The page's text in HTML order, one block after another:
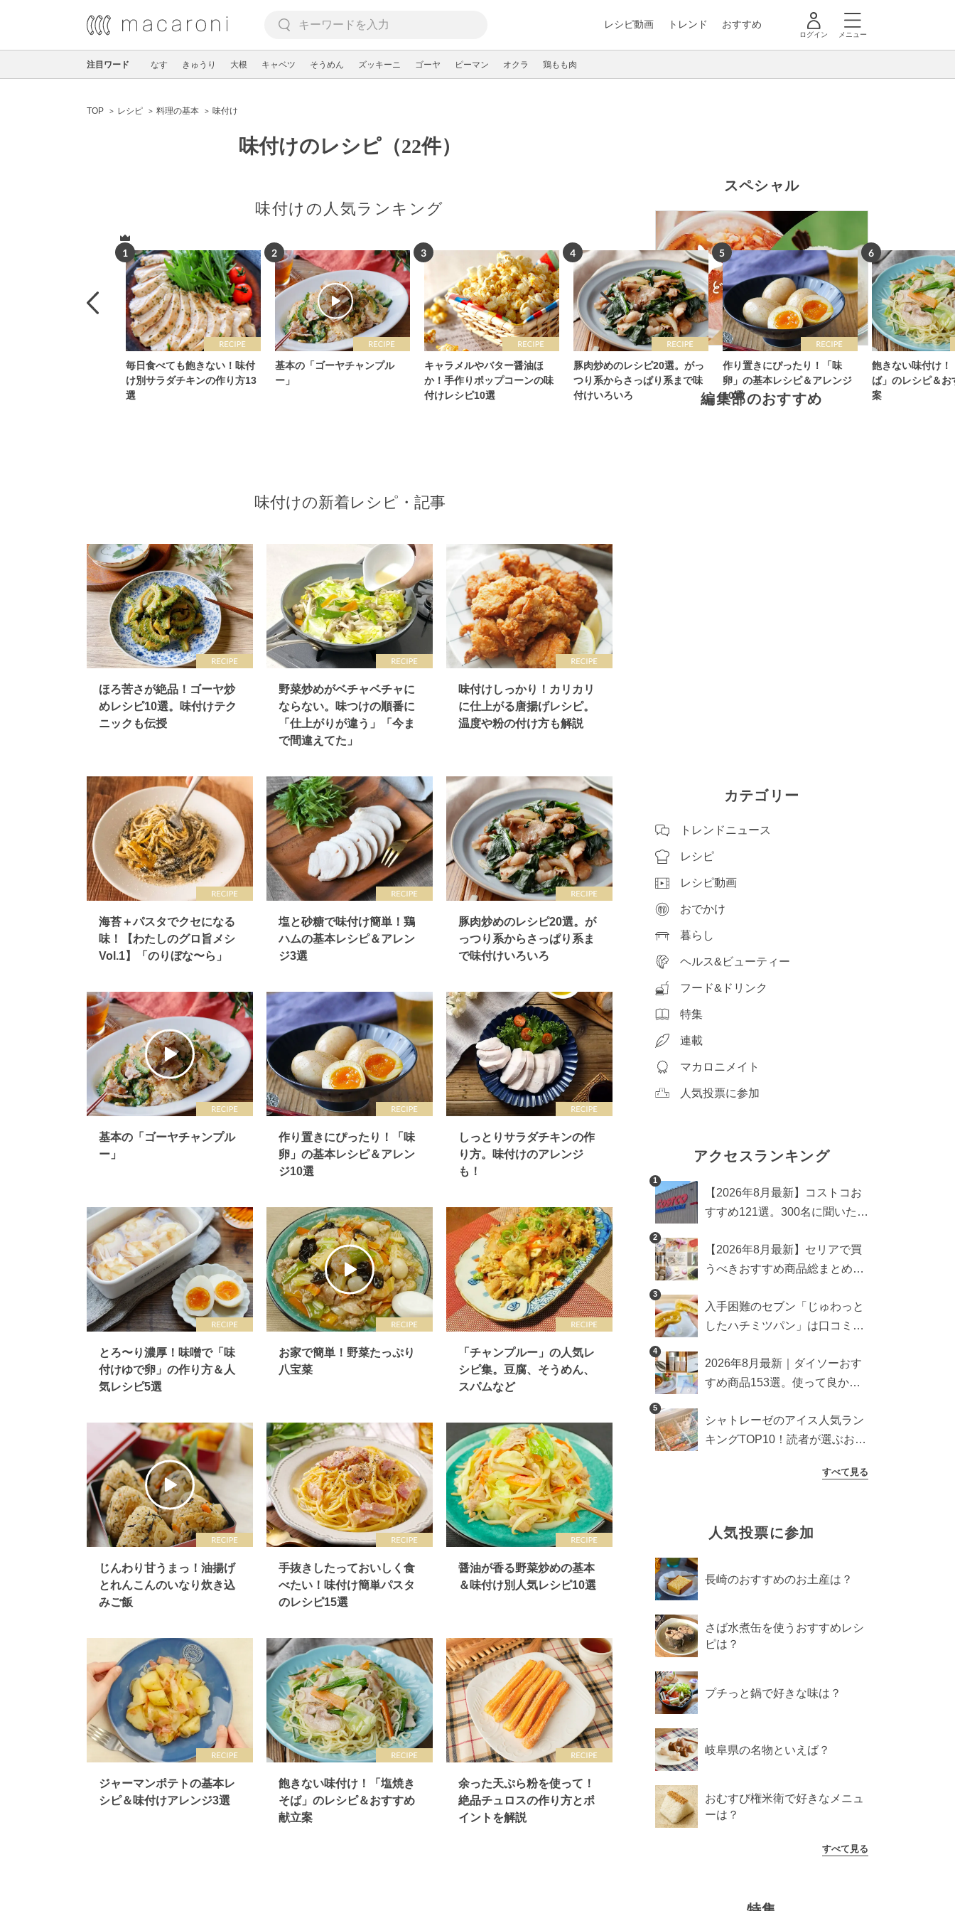
レシピ動画 トレンド おすすめ
ログイン メニュー
注目ワード なす きゅうり 大根 キャベツ そうめん ズッキーニ ゴーヤ ピーマン オクラ 鶏もも肉
TOP レシピ 料理の基本 味付け
味付けのレシピ（22件）
味付けの人気ランキング
1
毎日食べても飽きない！味付
け別サラダチキンの作り方13
選
2
基本の「ゴーヤチャンプル
ー」
3
キャラメルやバター醤油ほ
か！手作りポップコーンの味
付けレシピ10選
4
豚肉炒めのレシピ20選。がっ
つり系からさっぱり系まで味
付けいろいろ
5
作り置きにぴったり！「味
卵」の基本レシピ＆アレンジ
10選
6
飽きない味付け！
ば」のレシピ＆お
案
味付けの新着レシピ・記事
ほろ苦さが絶品！ゴーヤ炒
めレシピ10選。味付けテク
ニックも伝授
野菜炒めがベチャベチャに
ならない。味つけの順番に
「仕上がりが違う」「今ま
で間違えてた」
味付けしっかり！カリカリ
に仕上がる唐揚げレシピ。
温度や粉の付け方も解説
海苔＋パスタでクセになる
味！【わたしのグロ旨メシ
Vol.1】「のりぼな〜ら」
塩と砂糖で味付け簡単！鶏
ハムの基本レシピ＆アレン
ジ3選
豚肉炒めのレシピ20選。が
っつり系からさっぱり系ま
で味付けいろいろ
基本の「ゴーヤチャンプル
ー」
作り置きにぴったり！「味
卵」の基本レシピ＆アレン
ジ10選
しっとりサラダチキンの作
り方。味付けのアレンジ
も！
とろ〜り濃厚！味噌で「味
付け ゆで卵」の作り方＆人
気レシピ5選
お家で簡単！野菜たっぷり
八宝菜
「チャンプルー」の人気レ
シピ集。豆腐、そうめん、
スパムなど
じんわり甘うまっ！油揚げ
とれんこんのいなり炊き込
みご飯
手抜きしたっておいしく食
べたい！味付け簡単パスタ
のレシピ15選
醤油が香る野菜炒めの基本
＆味付け別人気レシピ10選
ジャーマンポテトの基本レ
シピ＆味付けアレンジ3選
飽きない味付け！「塩焼き
そば」のレシピ＆おすすめ
献立案
余った天ぷら粉を使って！
絶品チュロスの作り方とポ
イントを解説
スペシャル
編集部のおすすめ
カテゴリー
トレンドニュース
レシピ
レシピ動画
おでかけ
暮らし
ヘルス&ビューティー
フード&ドリンク
特集
連載
マカロニメイト
人気投票に参加
アクセスランキング
1
【2026年8月最新】コストコお
すすめ121選。300名に聞いた買
め商品も
2
【2026年8月最新】セリアで買
うべきおすすめ商品総まとめ。
3
入手困難のセブン「じゅわっと
したハチミツパン」は口コミ通
検証
4
2026年8月最新｜ダイソーおす
すめ商品153選。使って良かっ
5
シャトレーゼのアイス人気ラン
キングTOP10！読者が選ぶおす
すべて見る
人気投票に参加
長崎のおすすめのお土産は？
さば水煮缶を使うおすすめレシ
ピは？
プチっと鍋で好きな味は？
岐阜県の名物といえば？
おむすび権米衛で好きなメニュ
ーは？
すべて見る